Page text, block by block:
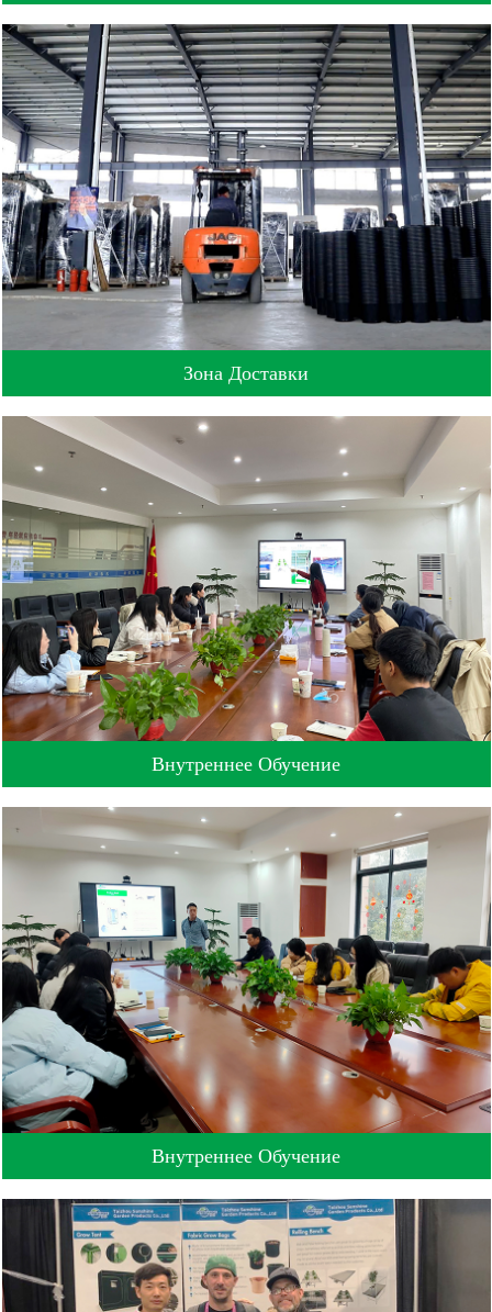
Зона Доставки
Внутреннее Обучение
Внутреннее Обучение